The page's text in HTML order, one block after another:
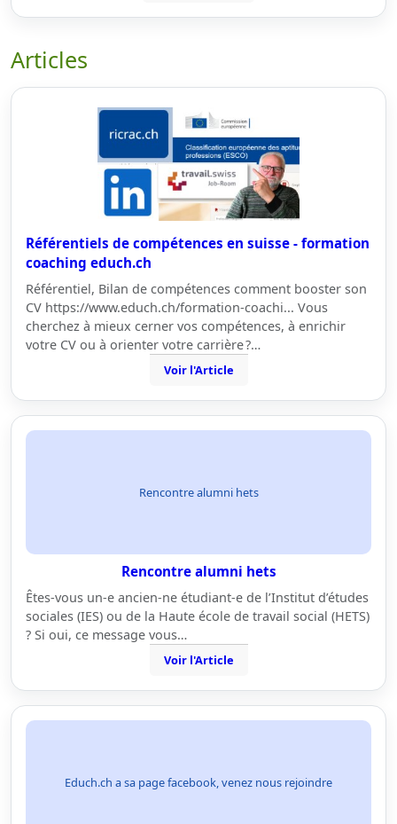
Articles
Référentiels de compétences en suisse - formation
coaching educh.ch
Référentiel, Bilan de compétences comment booster son
CV https://www.educh.ch/formation-coachi... Vous
cherchez à mieux cerner vos compétences, à enrichir
votre CV ou à orienter votre carrière ?…
Voir l'Article
Rencontre alumni hets
Rencontre alumni hets
Êtes-vous un-e ancien-ne étudiant-e de l’Institut d’études
sociales (IES) ou de la Haute école de travail social (HETS)
? Si oui, ce message vous…
Voir l'Article
Educh.ch a sa page facebook, venez nous rejoindre